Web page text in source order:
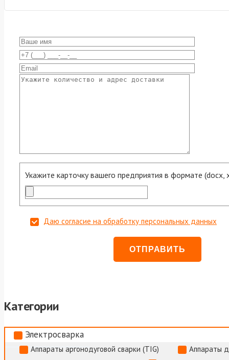
Укажите карточку вашего предприятия в формате (docx,
Даю согласие на обработку персональных данных
Категории
Электросварка
Аппараты аргонодуговой сварки (TIG)
Аппараты